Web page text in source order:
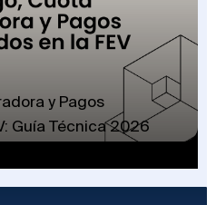
y Pagos
Guía Técnica 2026